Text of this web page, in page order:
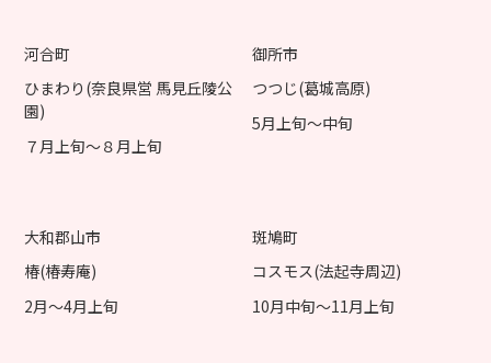
河合町
ひまわり(奈良県営 馬見丘陵公
園)
７月上旬～８月上旬
御所市
つつじ(葛城高原)
5月上旬～中旬
大和郡山市
椿(椿寿庵)
2月～4月上旬
斑鳩町
コスモス(法起寺周辺)
10月中旬～11月上旬